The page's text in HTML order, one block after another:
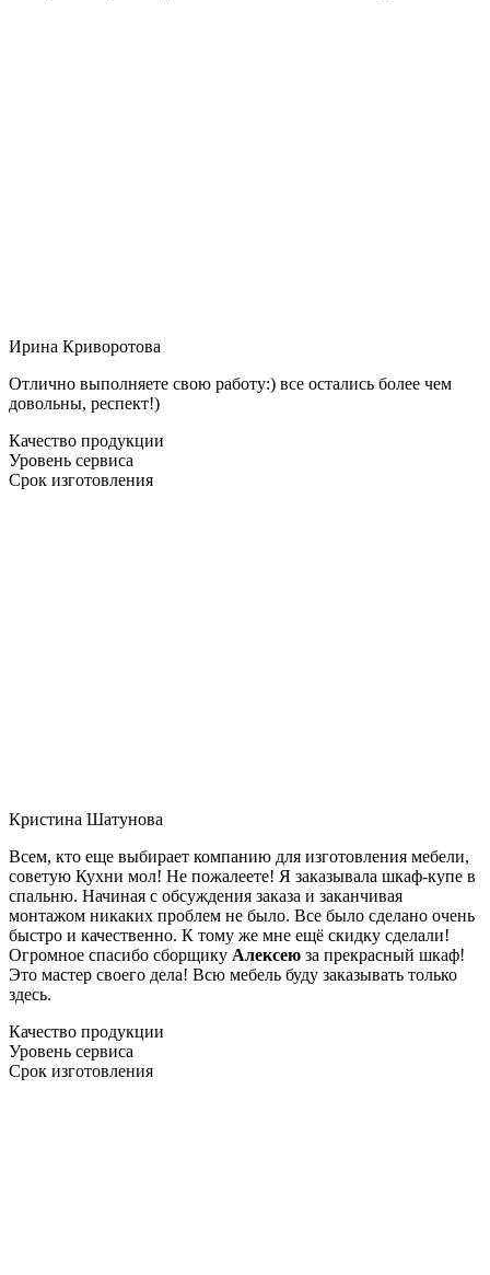
Ирина Криворотова
Отлично выполняете свою работу:) все остались более чем
довольны, респект!)
Качество продукции
Уровень сервиса
Срок изготовления
Кристина Шатунова
Всем, кто еще выбирает компанию для изготовления мебели,
советую Кухни мол! Не пожалеете! Я заказывала шкаф-купе в
спальню. Начиная с обсуждения заказа и заканчивая
монтажом никаких проблем не было. Все было сделано очень
быстро и качественно. К тому же мне ещё скидку сделали!
Огромное спасибо сборщику Алексею за прекрасный шкаф!
Это мастер своего дела! Всю мебель буду заказывать только
здесь.
Качество продукции
Уровень сервиса
Срок изготовления